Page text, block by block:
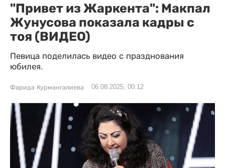
"Привет из Жаркента": Макпал
Жунусова показала кадры с
тоя (ВИДЕО)
Певица поделилась видео с празднования
юбилея.
Фарида Курмангалиева 06.08.2025, 00:12